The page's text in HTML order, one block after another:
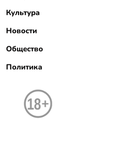
Культура
Новости
Общество
Политика